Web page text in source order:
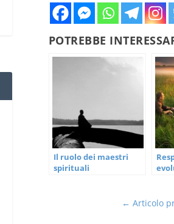
POTREBBE
Il ruolo dei maestri
spirituali
← Articolo